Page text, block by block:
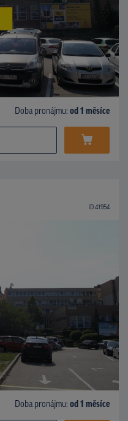
Doba pronájmu: od 1 měsíce
ID 41954
Doba pronájmu: od 1 měsíce